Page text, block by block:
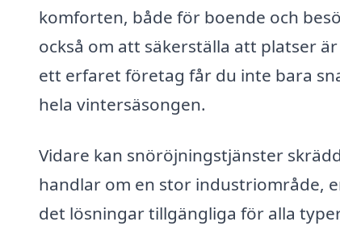
komforten, både för boende och
också om att säkerställa att platser
ett erfaret företag får du inte bara
hela vintersäsongen.
Vidare kan snöröjningstjänster
handlar om en stor industriområde,
det lösningar tillgängliga för alla